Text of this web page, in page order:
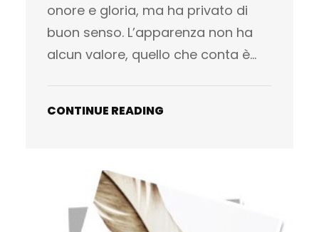
onore e gloria, ma ha privato di
buon senso. L’apparenza non ha
alcun valore, quello che conta è…
CONTINUE READING